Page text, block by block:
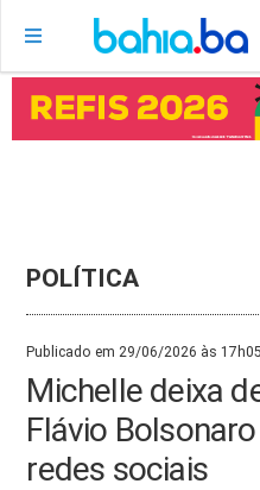
POLÍTICA
Publicado em 29/06/2026 às
Michelle deixa
Flávio
redes sociais